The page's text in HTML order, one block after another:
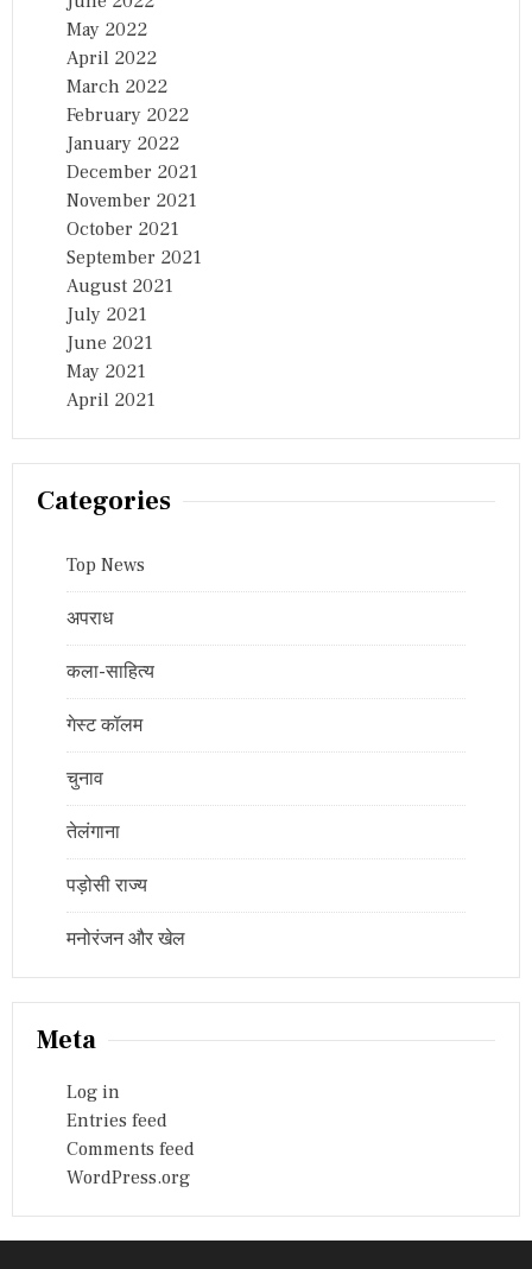
May 2022
April 2022
March 2022
February 2022
January 2022
December 2021
November 2021
October 2021
September 2021
August 2021
July 2021
June 2021
May 2021
April 2021
Categories
Top News
अपराध
कला-साहित्य
गेस्ट कॉलम
चुनाव
तेलंगाना
पड़ोसी राज्य
मनोरंजन और खेल
Meta
Log in
Entries feed
Comments feed
WordPress.org